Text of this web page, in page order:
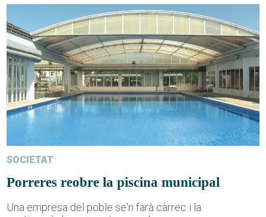
SOCIETAT
Porreres reobre la piscina municipal
Una empresa del poble se'n farà càrrec i la